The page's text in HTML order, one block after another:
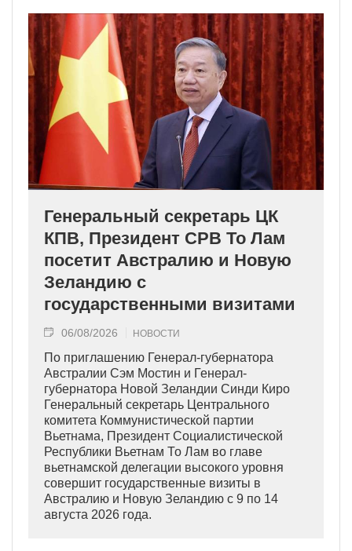
Генеральный секретарь ЦК
КПВ, Президент СРВ То Лам
посетит Австралию и Новую
Зеландию с
государственными визитами
06/08/2026 НОВОСТИ
По приглашению Генерал-губернатора
Австралии Сэм Мостин и Генерал-
губернатора Новой Зеландии Синди Киро
Генеральный секретарь Центрального
комитета Коммунистической партии
Вьетнама, Президент Социалистической
Республики Вьетнам То Лам во главе
вьетнамской делегации высокого уровня
совершит государственные визиты в
Австралию и Новую Зеландию с 9 по 14
августа 2026 года.